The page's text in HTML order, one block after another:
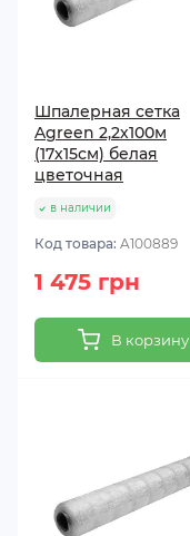
Шпалерная сетка
Agreen 2,2х100м
(17х15см) белая
цветочная
в наличии
Код товара: A100889
1 475 грн
В корзину